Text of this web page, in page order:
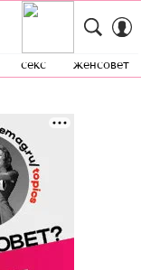
секс женсовет